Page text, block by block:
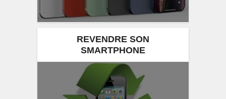
REVENDRE SON
SMARTPHONE